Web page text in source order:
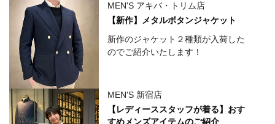
MEN'S アキバ・トリム店
【新作】メタルボタンジャケット
新作のジャケット２種類が入荷した
のでご紹介いたします！
MEN'S 新宿店
【レディーススタッフが着る】おす
すめメンズアイテムのご紹介